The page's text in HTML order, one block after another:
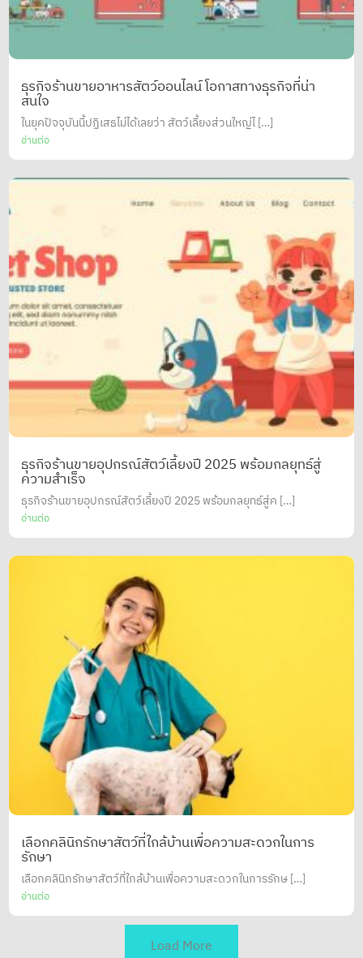
ธุรกิจร้านขายอาหารสัตว์ออนไลน์ โอกาสทางธุรกิจที่น่า
สนใจ
ในยุคปัจจุบันนี้ปฏิเสธไม่ได้เลยว่า สัตว์เลี้ยงส่วนใหญ่ไ […]
อ่านต่อ
ธุรกิจร้านขายอุปกรณ์สัตว์เลี้ยงปี 2025 พร้อมกลยุทธ์สู่
ความสำเร็จ
ธุรกิจร้านขายอุปกรณ์สัตว์เลี้ยงปี 2025 พร้อมกลยุทธ์สู่ค […]
อ่านต่อ
เลือกคลินิกรักษาสัตว์ที่ใกล้บ้านเพื่อความสะดวกในการ
รักษา
เลือกคลินิกรักษาสัตว์ที่ใกล้บ้านเพื่อความสะดวกในการรักษ […]
อ่านต่อ
Load More